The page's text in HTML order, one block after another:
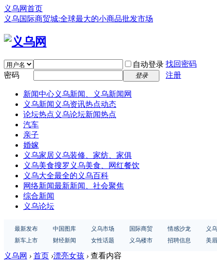
义乌网首页
义乌国际商贸城:全球最大的小商品批发市场
自动登录 找回密码
密码
登录 注册
新闻中心义乌新闻、义乌新闻网
义乌新闻 义乌资讯热点动态
论坛热点 义乌论坛新闻热点
汽车
亲子
婚嫁
义乌家居义乌装修、家纺、家俱
义乌美食搜罗义乌美食、网红餐饮
义乌大全最全的义乌百科
网络新闻最新新闻、社会聚焦
综合新闻
义乌论坛
最新发布 中国图库 义乌市场 国际商贸 情感沙龙
义
新车上市
财经新闻 女性话题 义乌楼市 招聘信息 美
义乌网 › 首页 ›漂亮女孩 › 查看内容